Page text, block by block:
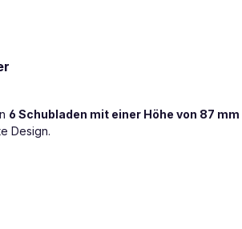
6 Schubladen mit einer Höhe von 87 mm
Design.